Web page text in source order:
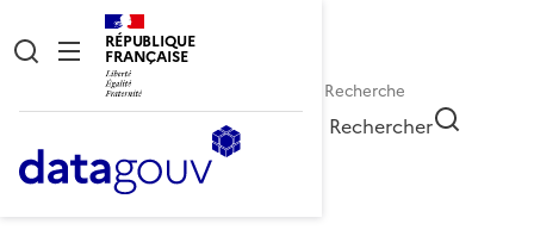
RÉPUBLIQUE
FRANÇAISE
Rechercher